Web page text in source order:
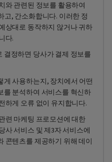
와 관련된 정보를 활용하여
고, 간소화합니다. 이러한 정
상대로 동작하지 않거나 귀하
다.
결정하면 당사가 결제 정보를
게 사용하는지, 장치에서 어떤
를 분석하여 서비스를 혁신하
하게 오류 없이 유지합니다.
련 마케팅 프로모션에 대한
사 서비스 및 제3자 서비스에
콘텐츠를 제공하기 위해 데이